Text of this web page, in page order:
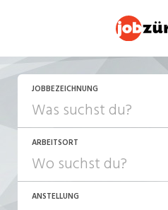
JOBBEZEICHNUNG
ARBEITSORT
ANSTELLUNG